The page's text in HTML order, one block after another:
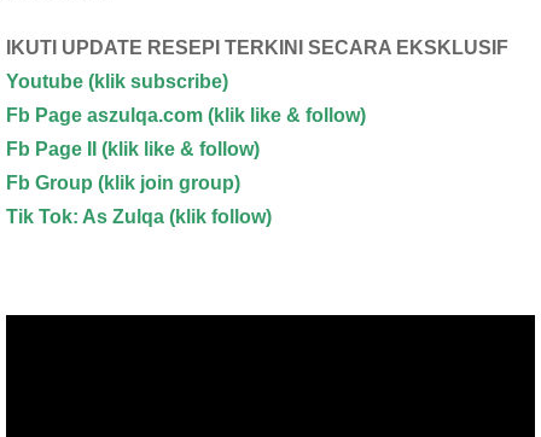
IKUTI UPDATE RESEPI TERKINI SECARA EKSKLUSIF
Youtube (klik subscribe)
Fb Page aszulqa.com (klik like & follow)
Fb Page II (klik like & follow)
Fb Group (klik join group)
Tik Tok: As Zulqa (klik follow)